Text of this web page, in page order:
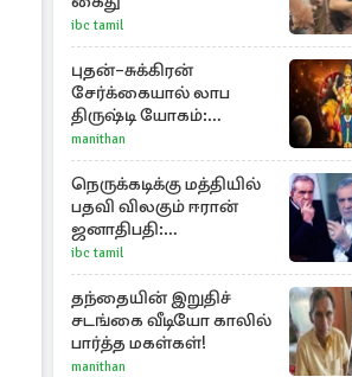
ibc tamil
புதன்–சுக்கிரன்
சேர்க்கையால் லாப
திருஷ்டி யோகம்:
அதிர்ஷ்டம் பெறும் டாப் 3
ராசிகள்!
manithan
நெருக்கடிக்கு மத்தியில்
பதவி விலகும் ஈரான்
ஜனாதிபதி:
வெளியானது
சர்ச்சையின் உண்மை
நிலை
ibc tamil
தந்தையின் இறுதிச்
சடங்கை வீடியோ காலில்
பார்த்த மகள்கள்!
manithan